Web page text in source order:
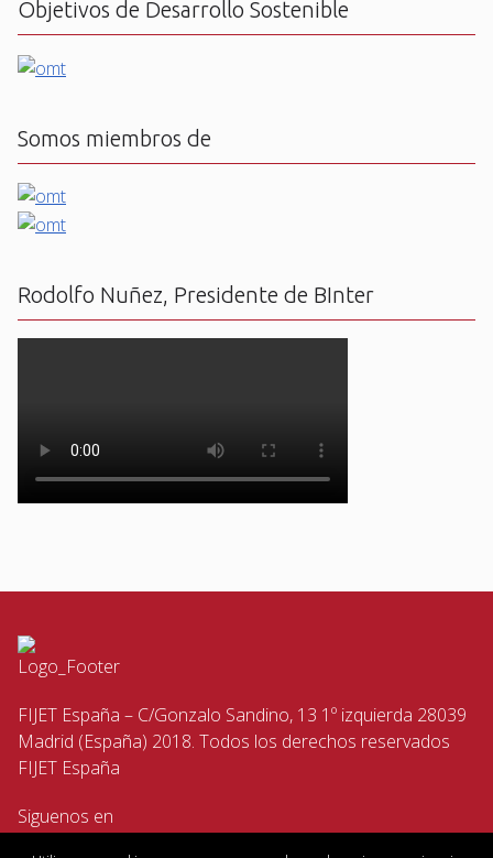
Objetivos de Desarrollo Sostenible
Somos miembros de
Rodolfo Nuñez, Presidente de BInter
FIJET España – C/Gonzalo Sandino, 13 1º izquierda 28039
Madrid (España) 2018. Todos los derechos reservados
FIJET España
Siguenos en